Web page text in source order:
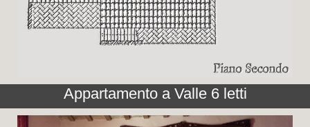
Appartamento a Valle 6 letti